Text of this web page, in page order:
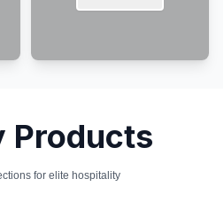
Products
for elite hospitality